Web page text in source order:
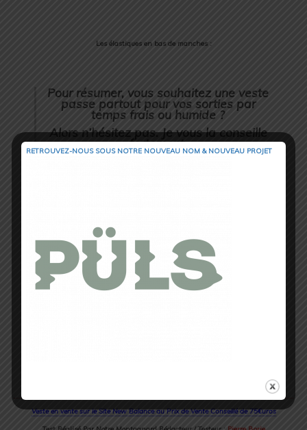
Les élastiques en bas de manches :
Pour résumer, vous souhaitez une veste
passe partout pour vos sorties par
temps frais ou humide ?
Alors n’hésitez pas. Je vous la conseille
fortement.
Veste en vente sur le Site New Balance au Prix de Vente Conseillé de 75€uros
RETROUVEZ-NOUS SOUS NOTRE NOUVEAU NOM & NOUVEAU PROJET